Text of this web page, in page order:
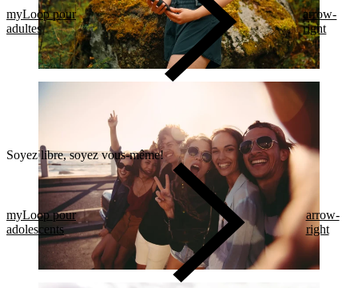
myLoop pour
adultes
arrow-
right
Soyez libre, soyez vous-même!
myLoop pour
adolescents
arrow-
right